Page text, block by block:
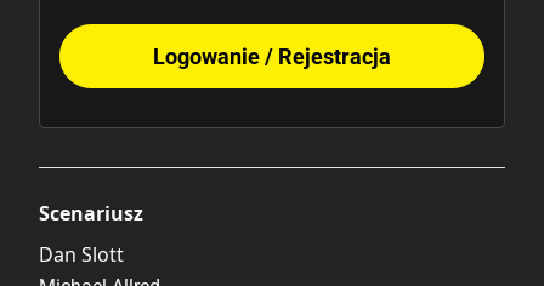
Logowanie / Rejestracja
Scenariusz
Dan Slott